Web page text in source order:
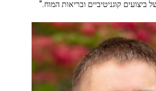
ביצועים קוגניטיביים ובריאות המוח."